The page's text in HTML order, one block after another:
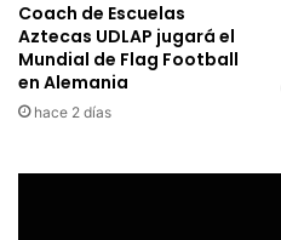
Coach de Escuelas
Aztecas UDLAP jugará el
Mundial de Flag Football
en Alemania
hace 2 días